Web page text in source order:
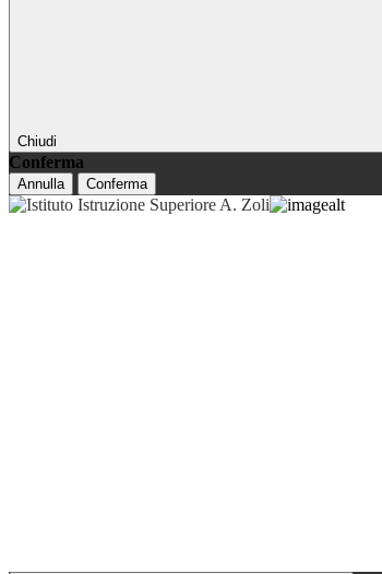
Chiudi
Conferma
Annulla Conferma